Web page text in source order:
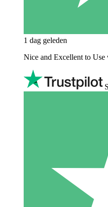
1 dag geleden
Nice and Excellent to